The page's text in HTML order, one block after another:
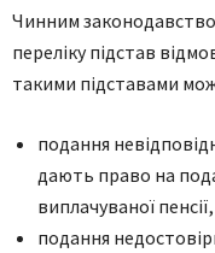
Чинним
переліку підстав
такими підставами
подання
дають право на
виплачуваної пенсії,
подання